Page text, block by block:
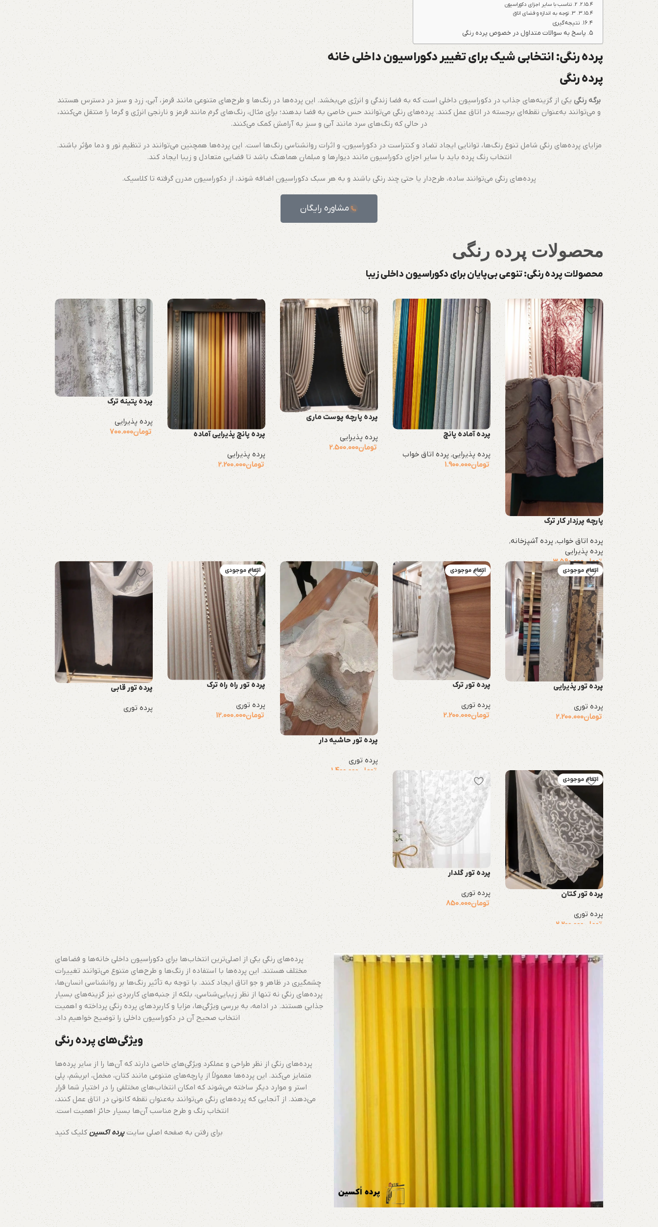
2. تناسب با سایر اجزای دکوراسیون
3. توجه به اندازه و فضای اتاق
نتیجه‌گیری
پاسخ به سوالات متداول در خصوص پرده رنگی
پرده رنگی: انتخابی شیک برای تغییر دکوراسیون داخلی خانه
پرده رنگی
برگه رنگی یکی از گزینه‌های جذاب در دکوراسیون داخلی است که به فضا زندگی و انرژی می‌بخشد. این پرده‌ها در رنگ‌ها و طرح‌های متنوعی مانند قرمز، آبی، زرد و سبز در دسترس هستند
و می‌توانند به‌عنوان نقطه‌ای برجسته در اتاق عمل کنند. پرده‌های رنگی می‌توانند حس خاصی به فضا بدهند؛ برای مثال، رنگ‌های گرم مانند قرمز و نارنجی انرژی و گرما را منتقل می‌کنند،
در حالی که رنگ‌های سرد مانند آبی و سبز به آرامش کمک می‌کنند.
مزایای پرده‌های رنگی شامل تنوع رنگ‌ها، توانایی ایجاد تضاد و کنتراست در دکوراسیون، و اثرات روانشناسی رنگ‌ها است. این پرده‌ها همچنین می‌توانند در تنظیم نور و دما مؤثر باشند.
انتخاب رنگ پرده باید با سایر اجزای دکوراسیون مانند دیوارها و مبلمان هماهنگ باشد تا فضایی متعادل و زیبا ایجاد کند.
پرده‌های رنگی می‌توانند ساده، طرح‌دار یا حتی چند رنگی باشند و به هر سبک دکوراسیون اضافه شوند، از دکوراسیون مدرن گرفته تا کلاسیک.
مشاوره رایگان
محصولاتپرده رنگی
محصولات پرده رنگی: تنوعی بی‌پایان برای دکوراسیون داخلی زیبا
پارچه پرزدار کار ترک
پرده اتاق خواب,پرده آشپزخانه,
پرده پذیرایی
تومان3.590.000
پرده آماده پانچ
پرده پذیرایی, پرده اتاق خواب
تومان1.900.000
پرده پارچه پوست ماری
پرده پذیرایی
تومان2.500.000
پرده پانچ پذیرایی آماده
پرده پذیرایی
تومان2.200.000
پرده پتینه ترک
پرده پذیرایی
تومان700.000
اتمام موجودی
پرده تور پذیرایی
پرده توری
تومان2.200.000
اتمام موجودی
پرده تور ترک
پرده توری
تومان2.200.000
پرده تور حاشیه دار
پرده توری
تومان1.400.000
اتمام موجودی
پرده تور راه راه ترک
پرده توری
تومان12.000.000
پرده تور قابی
پرده توری
اتمام موجودی
پرده تور کتان
پرده توری
تومان2.200.000
پرده تور گلدار
پرده توری
تومان850.000
پرده‌های رنگی یکی از اصلی‌ترین انتخاب‌ها برای دکوراسیون داخلی خانه‌ها و فضاهای
مختلف هستند. این پرده‌ها با استفاده از رنگ‌ها و طرح‌های متنوع می‌توانند تغییرات
چشمگیری در ظاهر و جو اتاق ایجاد کنند. با توجه به تأثیر رنگ‌ها بر روانشناسی انسان‌ها،
پرده‌های رنگی نه تنها از نظر زیبایی‌شناسی، بلکه از جنبه‌های کاربردی نیز گزینه‌های بسیار
جذابی هستند. در ادامه، به بررسی ویژگی‌ها، مزایا و کاربردهای پرده رنگی پرداخته و اهمیت
انتخاب صحیح آن در دکوراسیون داخلی را توضیح خواهیم داد.
ویژگی‌های پرده رنگی
پرده‌های رنگی از نظر طراحی و عملکرد ویژگی‌های خاصی دارند که آن‌ها را از سایر پرده‌ها
متمایز می‌کند. این پرده‌ها معمولاً از پارچه‌های متنوعی مانند کتان، مخمل، ابریشم، پلی
استر و موارد دیگر ساخته می‌شوند که امکان انتخاب‌های مختلفی را در اختیار شما قرار
می‌دهند. از آنجایی که پرده‌های رنگی می‌توانند به‌عنوان نقطه کانونی در اتاق عمل کنند،
انتخاب رنگ و طرح مناسب آن‌ها بسیار حائز اهمیت است.
برای رفتن به صفحه اصلی سایتپرده اکسین کلیک کنید